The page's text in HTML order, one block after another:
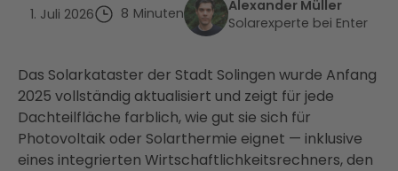
1. Juli 2026 8 Minuten
Alexander Müller
Solarexperte bei Enter
Das Solarkataster der Stadt Solingen wurde Anfang
2025 vollständig aktualisiert und zeigt für jede
Dachteilfläche farblich, wie gut sie sich für
Photovoltaik oder Solarthermie eignet — inklusive
eines integrierten Wirtschaftlichkeitsrechners, den